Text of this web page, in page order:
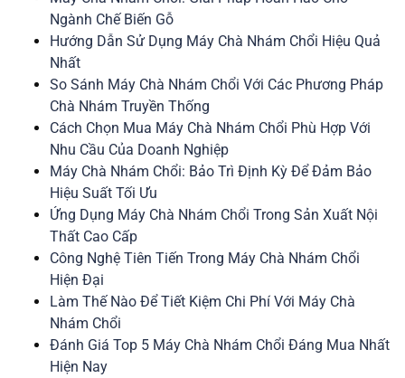
Ngành Chế Biến Gỗ
Hướng Dẫn Sử Dụng Máy Chà Nhám Chổi Hiệu Quả
Nhất
So Sánh Máy Chà Nhám Chổi Với Các Phương Pháp
Chà Nhám Truyền Thống
Cách Chọn Mua Máy Chà Nhám Chổi Phù Hợp Với
Nhu Cầu Của Doanh Nghiệp
Máy Chà Nhám Chổi: Bảo Trì Định Kỳ Để Đảm Bảo
Hiệu Suất Tối Ưu
Ứng Dụng Máy Chà Nhám Chổi Trong Sản Xuất Nội
Thất Cao Cấp
Công Nghệ Tiên Tiến Trong Máy Chà Nhám Chổi
Hiện Đại
Làm Thế Nào Để Tiết Kiệm Chi Phí Với Máy Chà
Nhám Chổi
Đánh Giá Top 5 Máy Chà Nhám Chổi Đáng Mua Nhất
Hiện Nay